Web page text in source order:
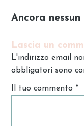
Ancora
Lascia un
L'indirizzo email
obbligatori sono
Il tuo commento *